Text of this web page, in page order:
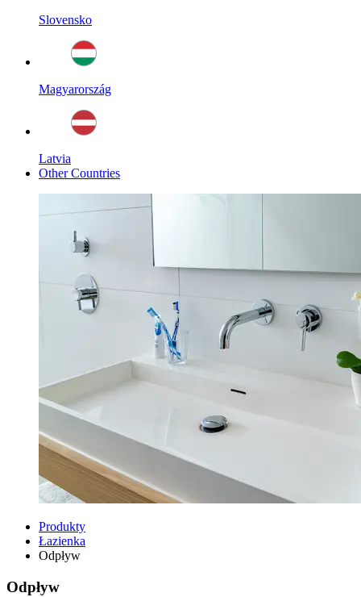
Slovensko
Magyarország
Latvia
Other Countries
Produkty
Łazienka
Odpływ
Odpływ